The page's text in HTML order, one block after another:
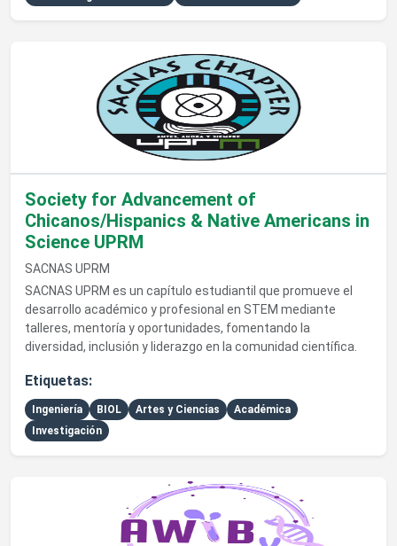
Ver detalles de Society for Advancement of Chicanos/
Society for Advancement of
Chicanos/Hispanics & Native Americans in
Science UPRM
SACNAS UPRM
SACNAS UPRM es un capítulo estudiantil que promueve el
desarrollo académico y profesional en STEM mediante
talleres, mentoría y oportunidades, fomentando la
diversidad, inclusión y liderazgo en la comunidad científica.
Etiquetas:
Ingeniería BIOL Artes y Ciencias
Académica
Investigación
Ver detalles de Association of Women In Bioscience